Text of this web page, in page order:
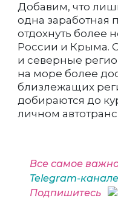
Добавим, что
одна заработная
отдохнуть более
России и Крыма.
и северные
на море более
близлежащих
добираются до
личном
Все самое
Telegram-канале
Подпишитесь